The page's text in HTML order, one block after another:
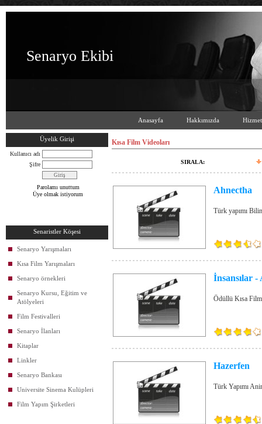
Senaryo Ekibi
Anasayfa Hakkımızda
Üyelik Girişi
Kullanıcı adı
Şifre
Parolamı unuttum
Üye olmak istiyorum
Senaristler Köşesi
Senaryo Yarışmaları
Kısa Film Yarışmaları
Senaryo örnekleri
Senaryo Kursu, Eğitim ve
Atölyeleri
Film Festivalleri
Senaryo İlanları
Kitaplar
Linkler
Senaryo Bankası
Universite Sinema Kulüpleri
Film Yapım Şirketleri
Kısa Film Videoları
SIRALA:
Ahnectha
Türk yapımı
İnsansılar
Ödüllü Kısa Film
Hazerfen
Türk Yapımı